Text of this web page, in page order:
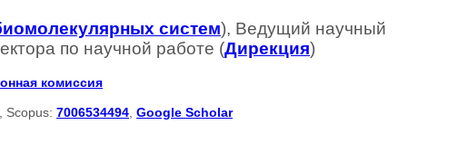
систем), Ведущий научный
по научной работе (Дирекция)
комиссия
, Scopus: 7006534494 Google Scholar